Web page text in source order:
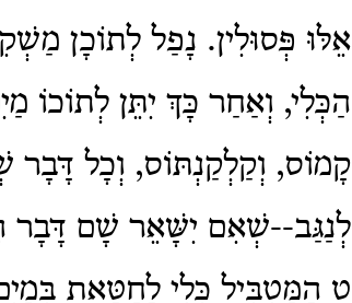
אֵלּוּ פְּסוּלִין. נָפַל לְתוֹכָן
הַכְּלִי, וְאַחַר כָּךְ יִתֵּן לְתוֹכוֹ
קָמוֹס, וְקַלְקַנְתּוֹס, וְכָל דָּבָר
לְנַגַּב--שְׁאִם יִשָּׁאֵר שָׁם דָּבָר
ט הַמַּטְבִּיל כְּלִי לַחַטָּאת